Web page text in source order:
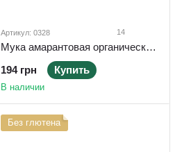
Артикул: 0328 14
Мука амарантовая органическая без глютена 800 г ТМ Ahimsa
194 грн
Купить
В наличии
Без глютена